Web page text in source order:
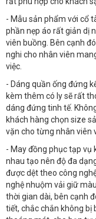
- Mẫu sản phẩm với cổ
phần nẹp áo rất giản dị
viên buồng. Bên cạnh
nghi cho nhân viên
việc.
- Dáng quần ống đứng
kèm thêm có ly sẽ rất
dáng đứng tinh tế.
khách hàng chọn size
vặn cho từng nhân viên
- May đồng phục tạp vụ
nhau tạo nên độ đa
được dệt theo công
nghệ nhuộm vải giữ
thời gian dài, bên cạnh
tiết, chắc chắn không bị